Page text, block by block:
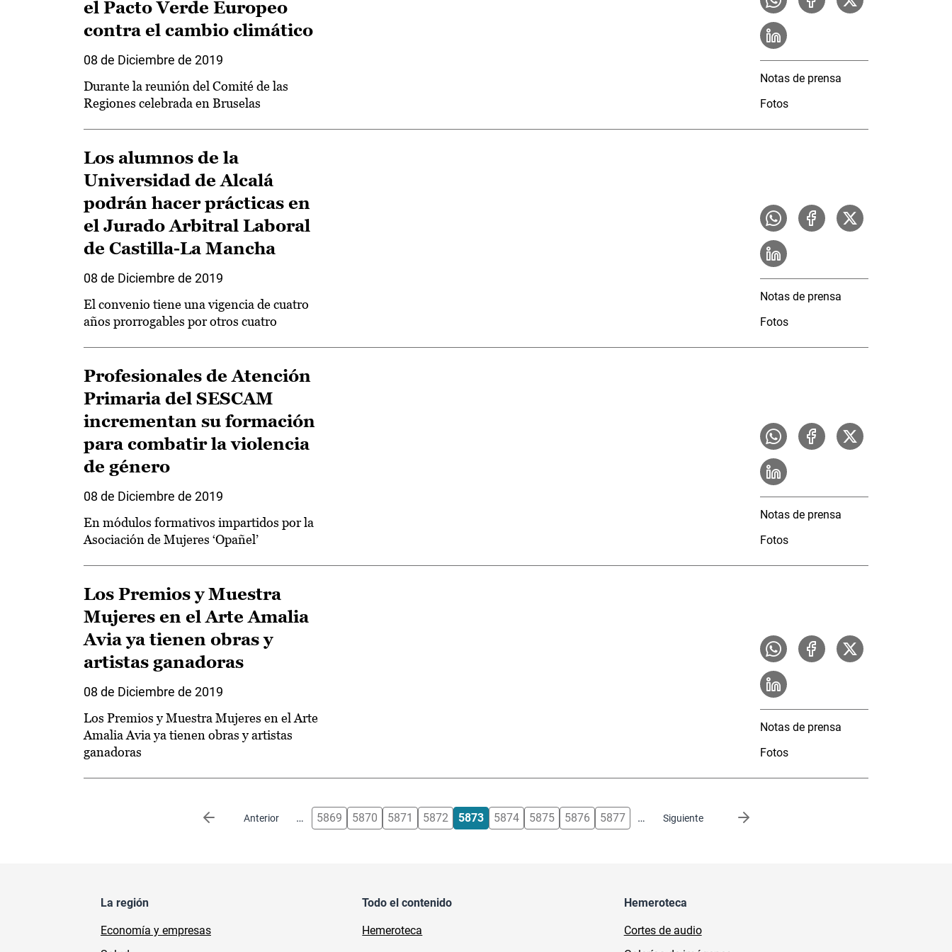
el Pacto Verde Europeo
contra el cambio climático
08 de Diciembre de 2019
Durante la reunión del Comité de las
Regiones celebrada en Bruselas
Notas de prensa
Fotos
Los alumnos de la
Universidad de Alcalá
podrán hacer prácticas en
el Jurado Arbitral Laboral
de Castilla-La Mancha
08 de Diciembre de 2019
El convenio tiene una vigencia de cuatro
años prorrogables por otros cuatro
Notas de prensa
Fotos
Profesionales de Atención
Primaria del SESCAM
incrementan su formación
para combatir la violencia
de género
08 de Diciembre de 2019
En módulos formativos impartidos por la
Asociación de Mujeres ‘Opañel’
Notas de prensa
Fotos
Los Premios y Muestra
Mujeres en el Arte Amalia
Avia ya tienen obras y
artistas ganadoras
08 de Diciembre de 2019
Los Premios y Muestra Mujeres en el Arte
Amalia Avia ya tienen obras y artistas
ganadoras
Notas de prensa
Fotos
Anterior
Página anterior … 5869 5870 5871 5872 5873 5874 5875 5876 5877 … Siguiente
Siguiente página
La región
Economía y empresas
Todo el contenido
Hemeroteca
Hemeroteca
Cortes de audio